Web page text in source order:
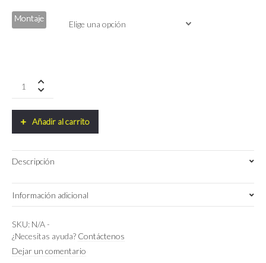
Montaje
ASTR
Di2
quantity
Añadir al carrito
Descripción
Información adicional
Talla
Color
SKU: N/A-
¿Necesitas ayuda? Contáctenos
Dejar un comentario